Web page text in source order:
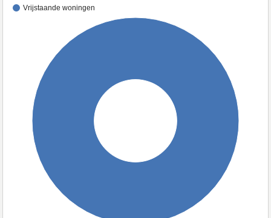
Vrijstaande woningen